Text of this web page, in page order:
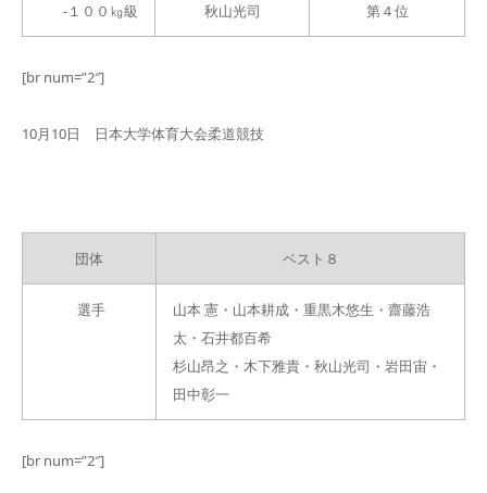
-１００㎏級 秋山光司 第４位
[br num=”2″]
10月10日 日本大学体育大会柔道競技
団体 ベスト８
選手
山本 憲・山本耕成・重黒木悠生・齋藤浩
太・石井都百希
杉山昂之・木下雅貴・秋山光司・岩田宙・
田中彰一
[br num=”2″]